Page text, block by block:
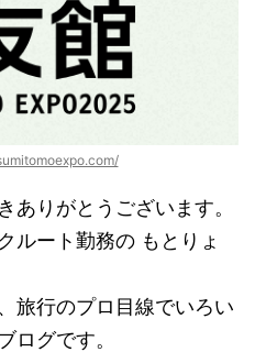
ありがとうございます。
ルート勤務の もとりょ
旅行のプロ目線でいろい
ログです。